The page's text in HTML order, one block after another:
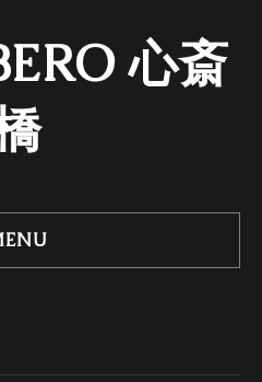
心斎